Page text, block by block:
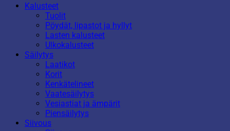
Kalusteet
Tuolit
Pöydät, lipastot ja hyllyt
Lasten kalusteet
Ulkokalusteet
Säilytys
Laatikot
Korit
Kenkätelineet
Vaatesäilytys
Vesiastiat ja ämpärit
Piensäilytys
Siivous